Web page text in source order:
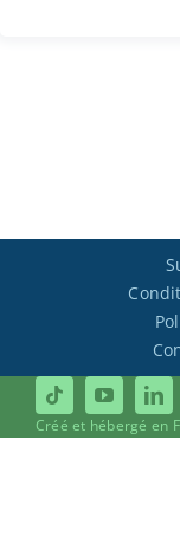
Créé et hébergé en